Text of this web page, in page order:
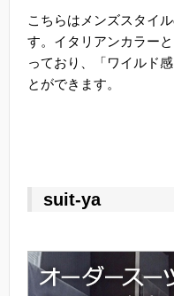
こちらはメンズスタイ
す。イタリアンカラー
っており、「ワイルド
とができます。
suit-ya